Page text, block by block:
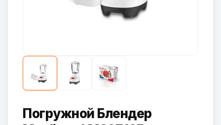
Погружной Блендер